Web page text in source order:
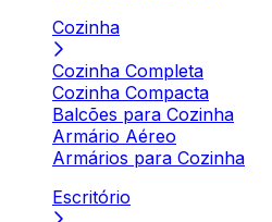
Cozinha
Cozinha Completa
Cozinha Compacta
Balcões para Cozinha
Armário Aéreo
Armários para Cozinha
Escritório